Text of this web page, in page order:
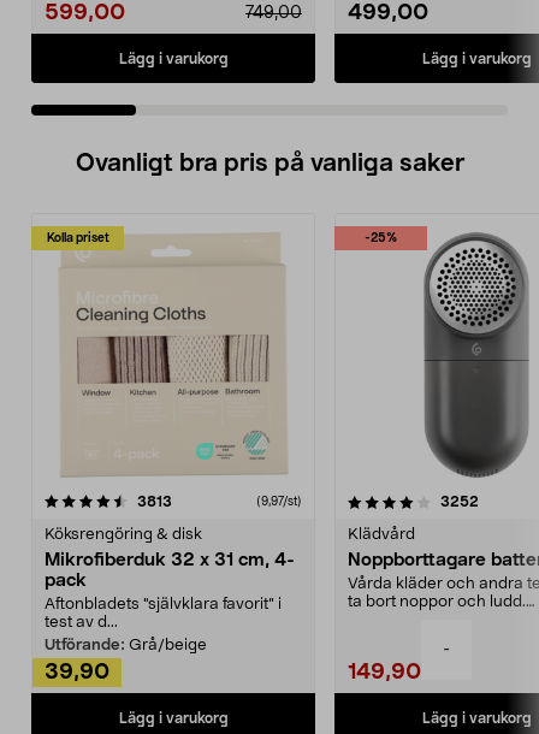
-
599,00 749,00
Lägg i varukorg
499,00
Lägg i varukorg
Ovanligt bra pris på vanliga saker
Kolla priset
3813 (9,97/st)
Köksrengöring & disk
Mikrofiberduk 32 x 31 cm, 4-
pack
Aftonbladets "självklara favorit” i
test av d...
Utförande: Grå/beige
39,90
Lägg i varukorg
-25%
4.0av 5 stjärnor 3252
Klädvård
Noppborttagare
Vårda kläder och andra
ta bort noppor och ludd.
149,90
Lägg i varukorg
4.5av 5 stjärnor